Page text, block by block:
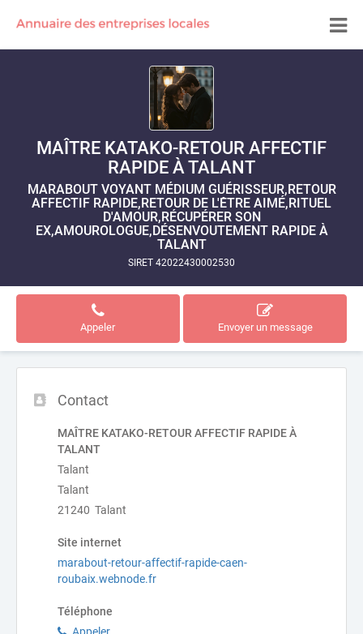
MAÎTRE KATAKO-RETOUR AFFECTIF
RAPIDE À TALANT
MARABOUT VOYANT MÉDIUM GUÉRISSEUR,RETOUR
AFFECTIF RAPIDE,RETOUR DE L'ÊTRE AIMÉ,RITUEL
D'AMOUR,RÉCUPÉRER SON
EX,AMOUROLOGUE,DÉSENVOUTEMENT RAPIDE À
TALANT
SIRET 42022430002530
Appeler Envoyer un message
Contact
MAÎTRE KATAKO-RETOUR AFFECTIF RAPIDE À
TALANT
Talant
Talant
21240 Talant
Site internet
marabout-retour-affectif-rapide-caen-
roubaix.webnode.fr
Téléphone